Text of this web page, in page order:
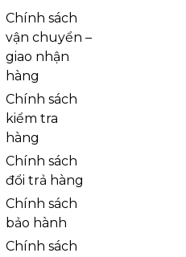
OT37T12 và OT37T15,
khách rộng, nhà phố,
không gian cần một
sáng tốt hơn. Đèn sử
dùng linh hoạt thay
cầu sinh hoạt như tiếp
thư giãn vào buổi tối.
Chính sách
vận chuyển –
giao nhận
hàng
Chính sách
kiểm tra
hàng
Chính sách
đổi trả hàng
Chính sách
bảo hành
Chính sách